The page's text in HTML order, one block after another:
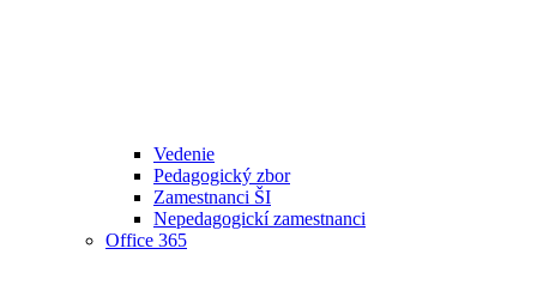
Vedenie
Pedagogický zbor
Zamestnanci ŠI
Nepedagogickí zamestnanci
Office 365